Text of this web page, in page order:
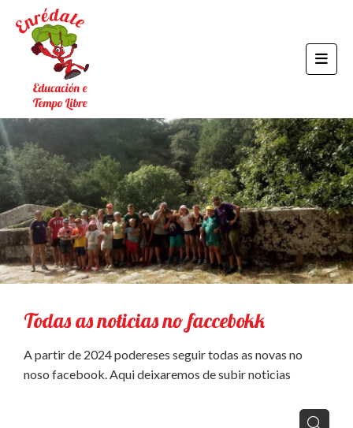
Todas as noticias no faccebokk
A partir de 2024 podereses seguir todas as novas no
noso facebook. Aqui deixaremos de subir noticias